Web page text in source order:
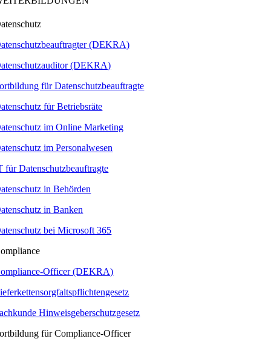
(DEKRA)
(DEKRA)
für Datenschutzbeauftragte
für Betriebsräte
im Online Marketing
im Personalwesen
für Datenschutzbeauftragte
in Behörden
in Banken
bei Microsoft 365
Officer (DEKRA)
Hinweisgeberschutzgesetz
für Compliance-Officer